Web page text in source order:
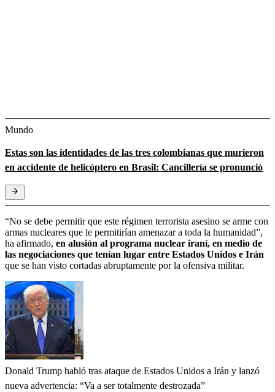
Mundo
Estas son las identidades de las tres colombianas que murieron
en accidente de helicóptero en Brasil: Cancillería se pronunció
“No se debe permitir que este régimen terrorista asesino se arme con
armas nucleares que le permitirían amenazar a toda la humanidad”,
ha afirmado, en alusión al programa nuclear iraní, en medio de
las negociaciones que tenían lugar entre Estados Unidos e Irán
que se han visto cortadas abruptamente por la ofensiva militar.
Donald Trump habló tras ataque de Estados Unidos a Irán y lanzó
nueva advertencia: “Va a ser totalmente destrozada”